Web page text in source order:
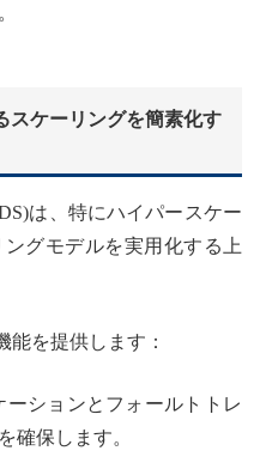
スケーリングを簡素化す
は、特にハイパースケー
グモデルを実用化する上
能を提供します：
ションとフォールトトレ
確保します。